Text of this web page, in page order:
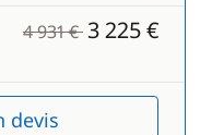
4 931 € 3 225 €
devis